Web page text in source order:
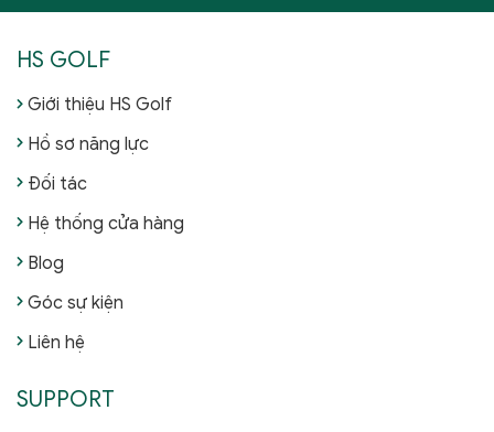
HS GOLF
Giới thiệu HS Golf
Hồ sơ năng lực
Đối tác
Hệ thống cửa hàng
Blog
Góc sự kiện
Liên hệ
SUPPORT